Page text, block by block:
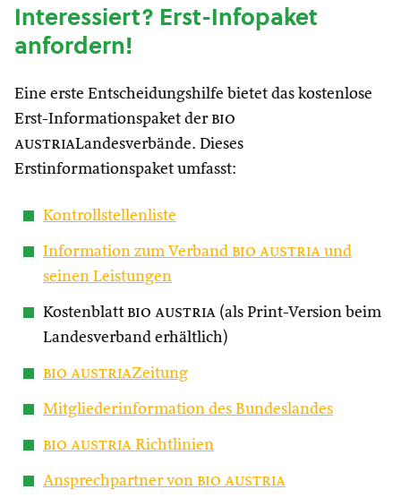
Interessiert? Erst-Infopaket
anfordern!
Eine erste Entscheidungshilfe bietet das kostenlose
Erst-Informationspaket der bio
austriaLandesverbände. Dieses
Erstinformationspaket umfasst:
Kontrollstellenliste
Information zum Verband bio austria und
seinen Leistungen
Kostenblatt bio austria (als Print-Version beim
Landesverband erhältlich)
bio austriaZeitung
Mitgliederinformation des Bundeslandes
bio austria Richtlinien
Ansprechpartner von bio austria